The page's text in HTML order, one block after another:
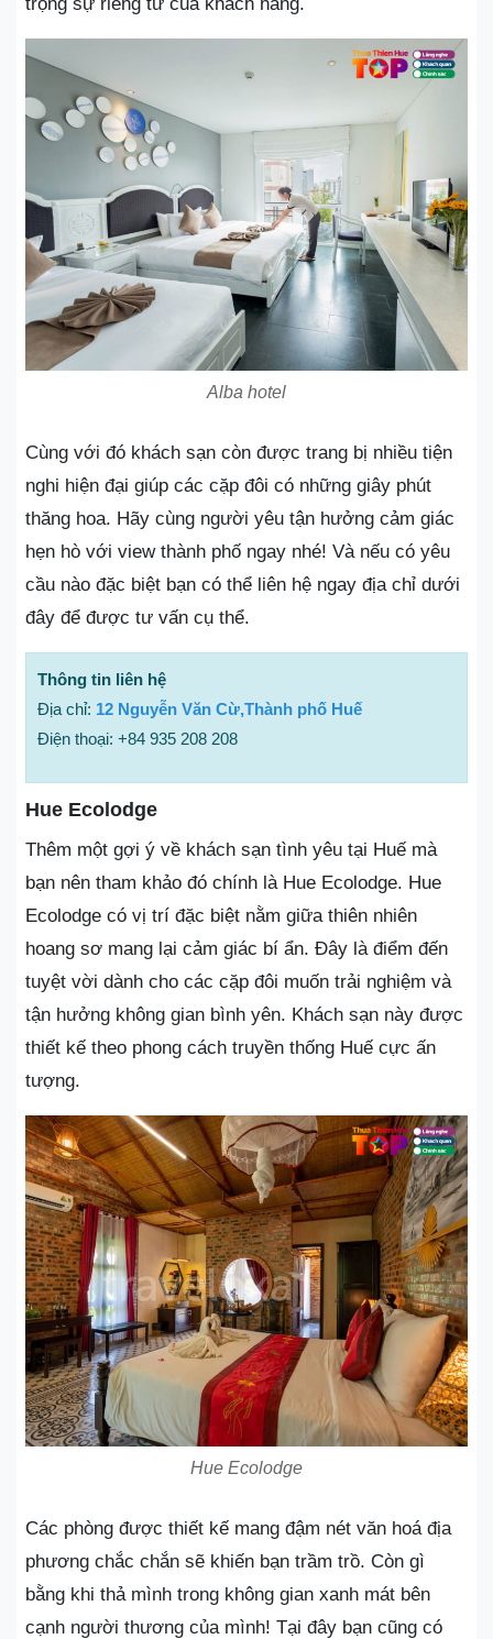
Alba hotel
Cùng với đó khách sạn còn được trang bị nhiều tiện
nghi hiện đại giúp các cặp đôi có những giây phút
thăng hoa. Hãy cùng người yêu tận hưởng cảm giác
hẹn hò với view thành phố ngay nhé! Và nếu có yêu
cầu nào đặc biệt bạn có thể liên hệ ngay địa chỉ dưới
đây để được tư vấn cụ thể.
Thông tin liên hệ
Địa chỉ: 12 Nguyễn Văn Cừ,Thành phố Huế
Điện thoại: +84 935 208 208
Hue Ecolodge
Thêm một gợi ý về khách sạn tình yêu tại Huế mà
bạn nên tham khảo đó chính là Hue Ecolodge. Hue
Ecolodge có vị trí đặc biệt nằm giữa thiên nhiên
hoang sơ mang lại cảm giác bí ẩn. Đây là điểm đến
tuyệt vời dành cho các cặp đôi muốn trải nghiệm và
tận hưởng không gian bình yên. Khách sạn này được
thiết kế theo phong cách truyền thống Huế cực ấn
tượng.
Hue Ecolodge
Các phòng được thiết kế mang đậm nét văn hoá địa
phương chắc chắn sẽ khiến bạn trầm trồ. Còn gì
bằng khi thả mình trong không gian xanh mát bên
cạnh người thương của mình! Tại đây bạn cũng có